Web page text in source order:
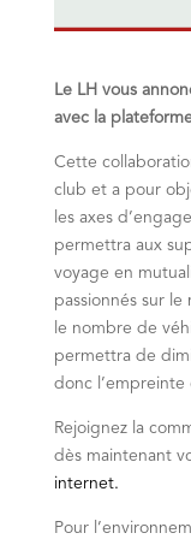
Le LH vous
avec la
Cette
club et a pour
les axes
permettra aux
voyage en
passionnés sur
le nombre de
permettra de
donc l’empreinte
Rejoignez la
dès maintenant
internet.
Pour